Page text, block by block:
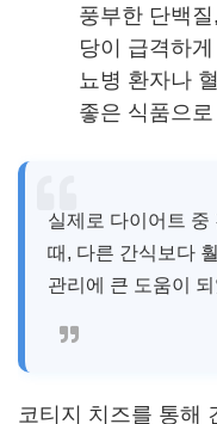
풍부한 단백
당이 급격하
뇨병 환자나
좋은 식품으
실제로 다이어트
때, 다른 간식보다
관리에 큰 도움이
코티지 치즈를 통해